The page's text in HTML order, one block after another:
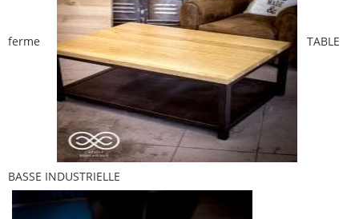
ferme TABLE
BASSE INDUSTRIELLE